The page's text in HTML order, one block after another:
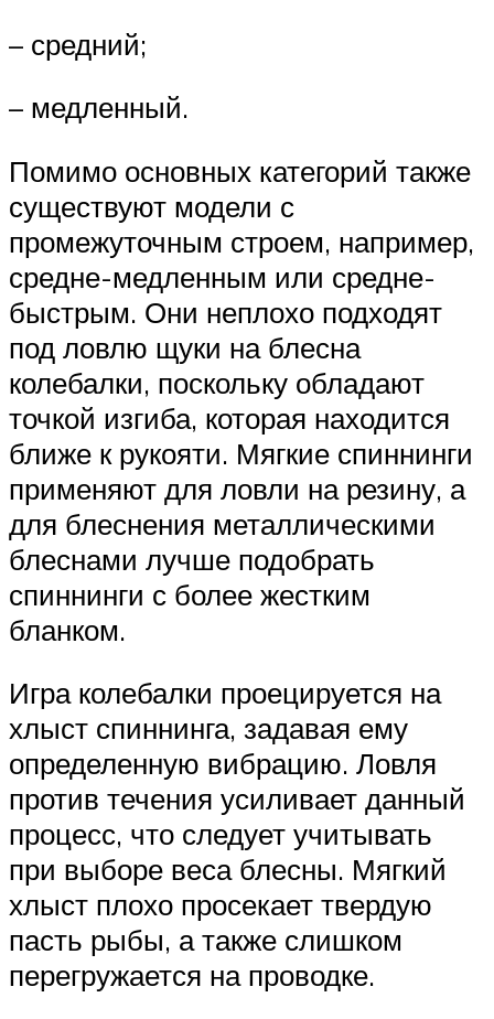
– средний;
– медленный.
Помимо основных категорий также
существуют модели с
промежуточным строем, например,
средне-медленным или средне-
быстрым. Они неплохо подходят
под ловлю щуки на блесна
колебалки, поскольку обладают
точкой изгиба, которая находится
ближе к рукояти. Мягкие спиннинги
применяют для ловли на резину, а
для блеснения металлическими
блеснами лучше подобрать
спиннинги с более жестким
бланком.
Игра колебалки проецируется на
хлыст спиннинга, задавая ему
определенную вибрацию. Ловля
против течения усиливает данный
процесс, что следует учитывать
при выборе веса блесны. Мягкий
хлыст плохо просекает твердую
пасть рыбы, а также слишком
перегружается на проводке.